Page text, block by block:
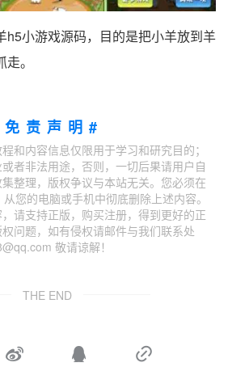
h5小游戏源码，目的是把小羊放到羊
。
责声明#
和内容信息仅限用于学习和研究目的；
者非法用途，否则，一切后果请用户自
整理，版权争议与本站无关。您必须在
您的电脑或手机中彻底删除上述内容。
请支持正版，购买注册，得到更好的正
问题，如有侵权请邮件与我们联系处
敬请谅解！
THE END